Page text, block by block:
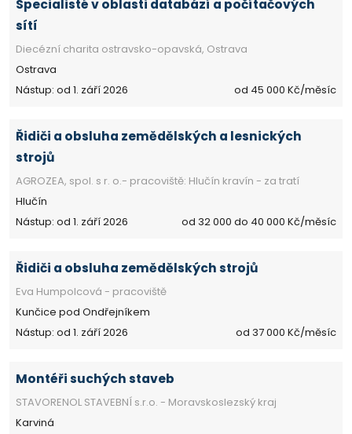
Specialisté v oblasti databází a počítačových
sítí
Diecézní charita ostravsko-opavská, Ostrava
Ostrava
Nástup: od 1. září 2026
od 45 000 Kč/měsíc
Řidiči a obsluha zemědělských a lesnických
strojů
AGROZEA, spol. s r. o.- pracoviště: Hlučín kravín - za tratí
Hlučín
Nástup: od 1. září 2026
od 32 000 do 40 000 Kč/měsíc
Řidiči a obsluha zemědělských strojů
Eva Humpolcová - pracoviště
Kunčice pod Ondřejníkem
Nástup: od 1. září 2026
od 37 000 Kč/měsíc
Montéři suchých staveb
STAVORENOL STAVEBNÍ s.r.o. - Moravskoslezský kraj
Karviná